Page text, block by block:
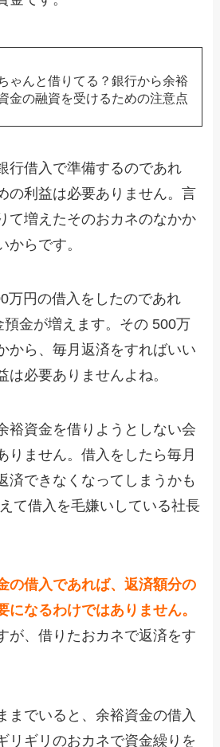
ゃんと借りてる？銀行から余裕
金の融資を受けるための注意点
行借入で準備するのであれ
の利益は必要ありません。言
て増えたそのおカネのなかか
からです。
万円の借入をしたのであれ
金が増えます。その 500万
から、毎月返済をすればいい
は必要ありませんよね。
裕資金を借りようとしない会
りません。借入をしたら毎月
済できなくなってしまうかも
て借入を毛嫌いしている社長
の借入であれば、返済額分の
になるわけではありません。
が、借りたおカネで返済をす
までいると、余裕資金の借入
リギリのおカネで資金繰りを